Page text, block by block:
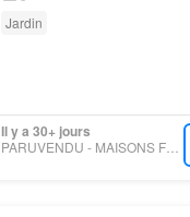
Jardin
Il y a 30+ jours
PARUVENDU - MAISONS FRANCE CONFORT